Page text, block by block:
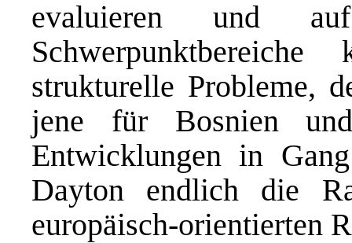
evaluieren und
strukturelle Probleme,
jene für Bosnien und
Entwicklungen in
Dayton endlich die
europäisch-orientierten